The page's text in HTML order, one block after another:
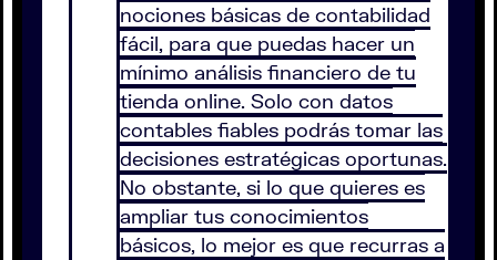
nociones básicas de contabilidad
fácil, para que puedas hacer un
mínimo análisis financiero de tu
tienda online. Solo con datos
contables fiables podrás tomar las
decisiones estratégicas oportunas.
No obstante, si lo que quieres es
ampliar tus conocimientos
básicos, lo mejor es que recurras a